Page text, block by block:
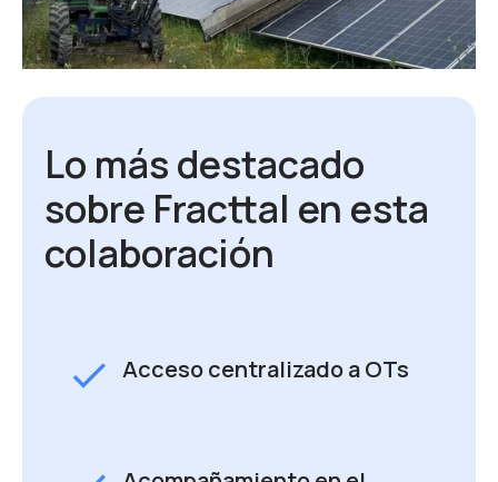
Lo más destacado
sobre Fracttal en esta
colaboración
check Acceso centralizado a OTs